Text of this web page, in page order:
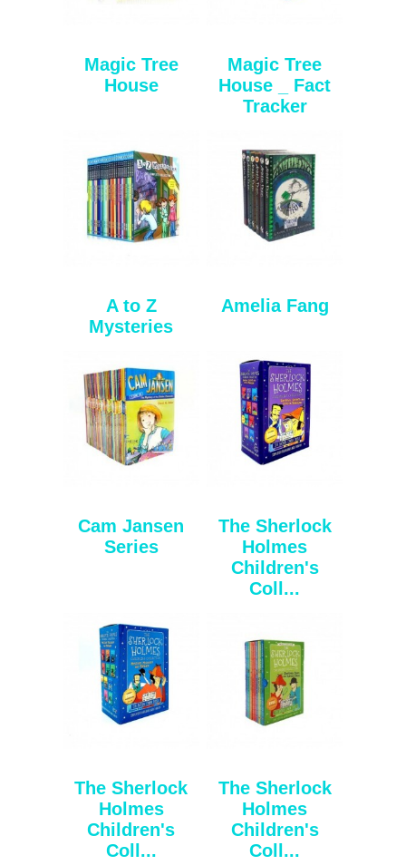
Magic Tree
House
Magic Tree
House _ Fact
Tracker
A to Z
Mysteries
Amelia Fang
Cam Jansen
Series
The Sherlock
Holmes
Children's
Coll...
The Sherlock
Holmes
Children's
Coll...
The Sherlock
Holmes
Children's
Coll...